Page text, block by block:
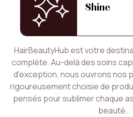
Shine
HairBeautyHub est votre
complète. Au-delà des soins
d'exception, nous ouvrons nos
rigoureusement choisie de
pensés pour sublimer chaque
beauté.